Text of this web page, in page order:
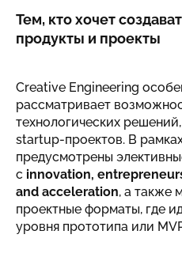
Тем, кто хочет
продукты и проекты
Creative Engineering
рассматривает
технологических
startup-проектов. В
предусмотрены
с innovation,
and acceleration, а также
проектные форматы, где
уровня прототипа или